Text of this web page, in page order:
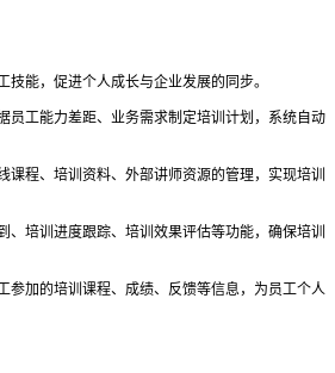
技能，促进个人成长与企业发展的同步。
员工能力差距、业务需求制定培训计划，系统自动
课程、培训资料、外部讲师资源的管理，实现培训
、培训进度跟踪、培训效果评估等功能，确保培训
参加的培训课程、成绩、反馈等信息，为员工个人